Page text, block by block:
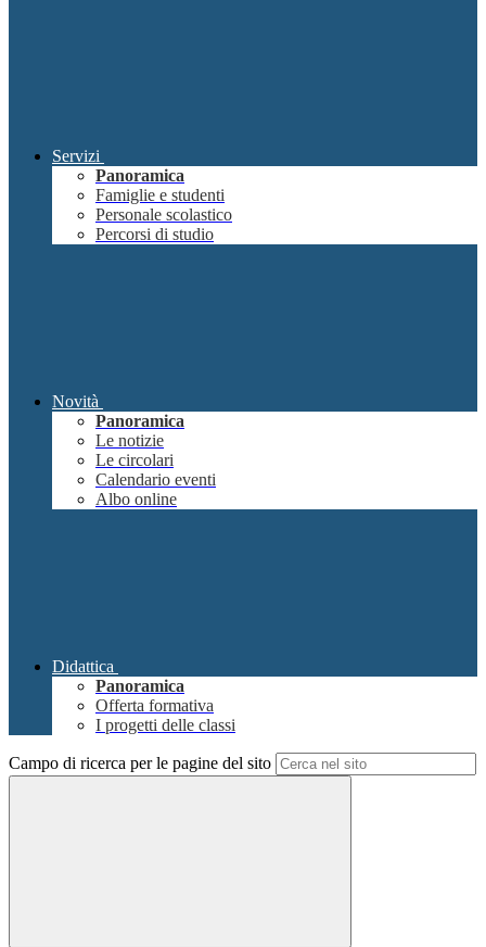
Servizi
Panoramica
Famiglie e studenti
Personale scolastico
Percorsi di studio
Novità
Panoramica
Le notizie
Le circolari
Calendario eventi
Albo online
Didattica
Panoramica
Offerta formativa
I progetti delle classi
Campo di ricerca per le pagine del sito